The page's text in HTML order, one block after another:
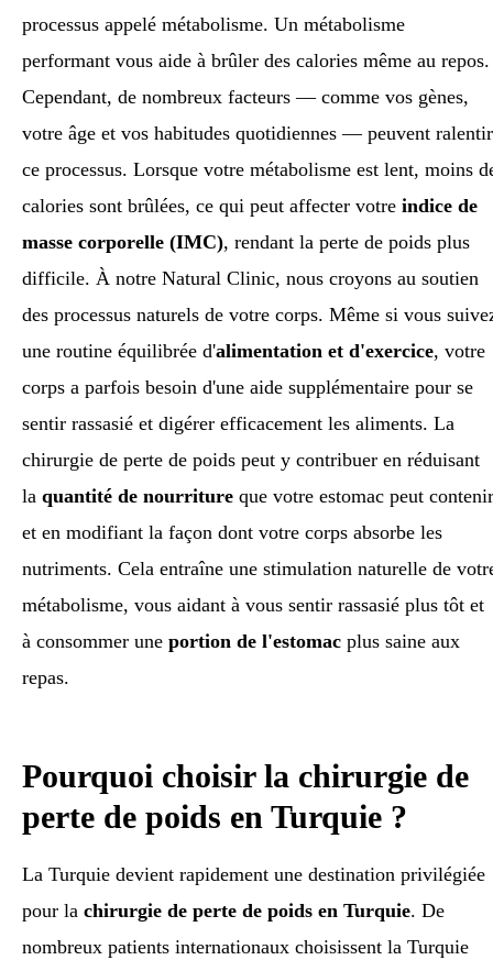
processus appelé métabolisme. Un métabolisme
performant vous aide à brûler des calories même au repos.
Cependant, de nombreux facteurs — comme vos gènes,
votre âge et vos habitudes quotidiennes — peuvent ralentir
ce processus. Lorsque votre métabolisme est lent, moins
calories sont brûlées, ce qui peut affecter votre indice de
masse corporelle (IMC), rendant la perte de poids plus
difficile. À notre Natural Clinic, nous croyons au soutien
des processus naturels de votre corps. Même si vous
une routine équilibrée d'alimentation et d'exercice, votre
corps a parfois besoin d'une aide supplémentaire pour se
sentir rassasié et digérer efficacement les aliments. La
chirurgie de perte de poids peut y contribuer en réduisant
la quantité de nourriture que votre estomac peut contenir
et en modifiant la façon dont votre corps absorbe les
nutriments. Cela entraîne une stimulation naturelle de
métabolisme, vous aidant à vous sentir rassasié plus tôt et
à consommer une portion de l'estomac plus saine aux
repas.
Pourquoi choisir la chirurgie de
perte de poids en Turquie ?
La Turquie devient rapidement une destination privilégiée
pour la chirurgie de perte de poids en Turquie. De
nombreux patients internationaux choisissent la Turquie